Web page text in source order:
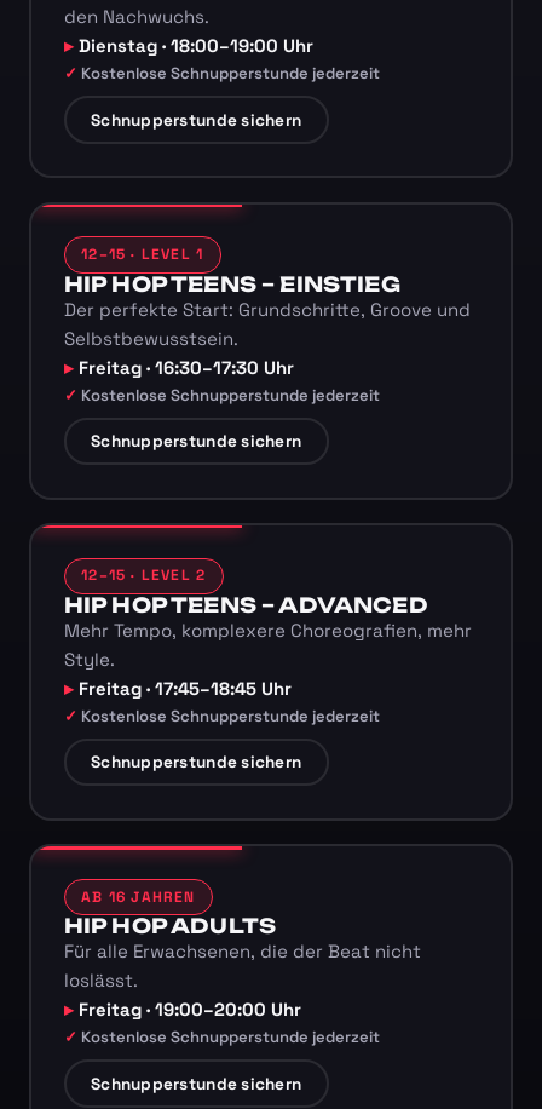
den Nachwuchs.
Dienstag · 18:00–19:00 Uhr
Kostenlose Schnupperstunde jederzeit
Schnupperstunde sichern
12–15 · LEVEL 1
HIP HOP TEENS – EINSTIEG
Der perfekte Start: Grundschritte, Groove und
Selbstbewusstsein.
Freitag · 16:30–17:30 Uhr
Kostenlose Schnupperstunde jederzeit
Schnupperstunde sichern
12–15 · LEVEL 2
HIP HOP TEENS – ADVANCED
Mehr Tempo, komplexere Choreografien, mehr
Style.
Freitag · 17:45–18:45 Uhr
Kostenlose Schnupperstunde jederzeit
Schnupperstunde sichern
AB 16 JAHREN
HIP HOP ADULTS
Für alle Erwachsenen, die der Beat nicht
loslässt.
Freitag · 19:00–20:00 Uhr
Kostenlose Schnupperstunde jederzeit
Schnupperstunde sichern